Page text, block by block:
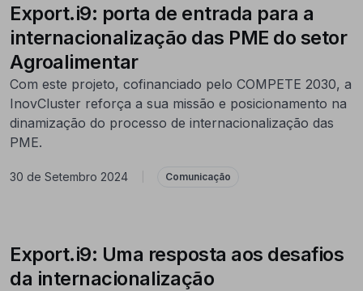
Export.i9: porta de entrada para a
internacionalização das PME do setor
Agroalimentar
Com este projeto, cofinanciado pelo COMPETE 2030, a
InovCluster reforça a sua missão e posicionamento na
dinamização do processo de internacionalização das
PME.
30 de Setembro 2024 Comunicação
Export.i9: Uma resposta aos desafios
da internacionalização